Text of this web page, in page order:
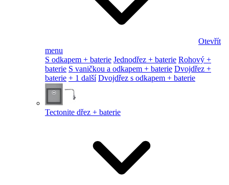
Otevřít
menu
S odkapem + baterie Jednodřez + baterie Rohový +
baterie S vaničkou a odkapem + baterie Dvojdřez +
baterie + 1 další Dvojdřez s odkapem + baterie
Tectonite dřez + baterie